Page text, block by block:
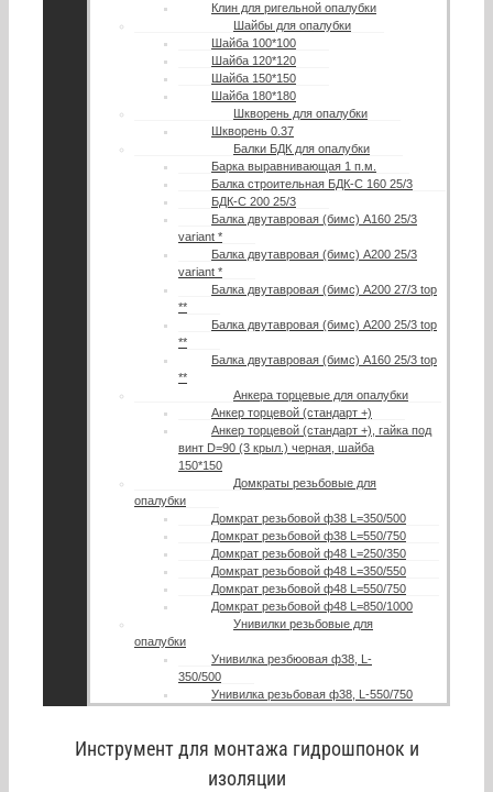
Клин для ригельной опалубки
Шайбы для опалубки
Шайба 100*100
Шайба 120*120
Шайба 150*150
Шайба 180*180
Шкворень для опалубки
Шкворень 0.37
Балки БДК для опалубки
Барка выравнивающая 1 п.м.
Балка строительная БДК-С 160 25/3
БДК-С 200 25/3
Балка двутавровая (бимс) А160 25/3
variant *
Балка двутавровая (бимс) А200 25/3
variant *
Балка двутавровая (бимс) А200 27/3 top
**
Балка двутавровая (бимс) A200 25/3 top
**
Балка двутавровая (бимс) A160 25/3 top
**
Анкера торцевые для опалубки
Анкер торцевой (стандарт +)
Анкер торцевой (стандарт +), гайка под
винт D=90 (3 крыл.) черная, шайба
150*150
Домкраты резьбовые для
опалубки
Домкрат резьбовой ф38 L=350/500
Домкрат резьбовой ф38 L=550/750
Домкрат резьбовой ф48 L=250/350
Домкрат резьбовой ф48 L=350/550
Домкрат резьбовой ф48 L=550/750
Домкрат резьбовой ф48 L=850/1000
Унивилки резьбовые для
опалубки
Унивилка резбюовая ф38, L-
350/500
Унивилка резьбовая ф38, L-550/750
Инструмент для монтажа гидрошпонок и
изоляции